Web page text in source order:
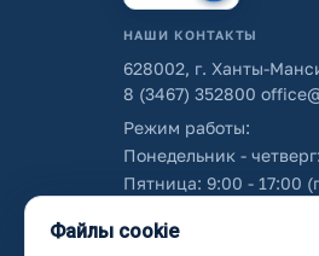
НАШИ КОНТАКТЫ
628002, г. Ханты-
8 (3467) 352800
Режим работы:
Понедельник -
Пятница: 9:00 - 17:00
Файлы cookie